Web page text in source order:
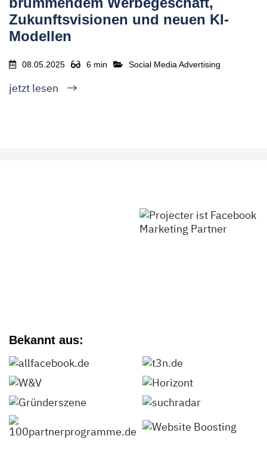
Zukunftsvisionen und neuen KI-
Modellen
08.05.2025 6 min Social Media Advertising
jetzt lesen
Bekannt aus: